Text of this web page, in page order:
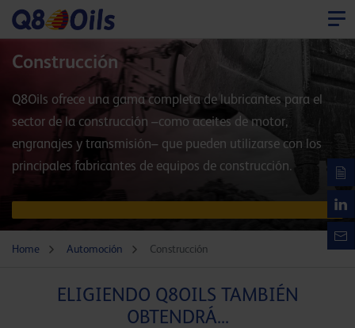
Construcción
Q8Oils ofrece una gama completa de lubricantes para el
sector de la construcción –como aceites de motor,
engranajes y transmisión– que pueden utilizarse con los
principales fabricantes de equipos de construcción.
Home Automoción Construcción
ELIGIENDO Q8OILS TAMBIÉN
OBTENDRÁ...